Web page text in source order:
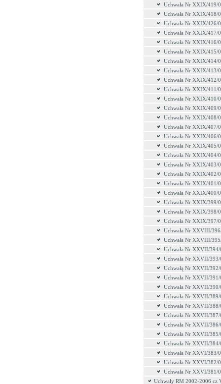
Uchwała Nr XXIX/419/
Uchwała Nr XXIX/418/
Uchwała Nr XXIX/426/
Uchwała Nr XXIX/417/
Uchwała Nr XXIX/416/
Uchwała Nr XXIX/415/
Uchwała Nr XXIX/414/
Uchwała Nr XXIX/413/
Uchwała Nr XXIX/412/
Uchwała Nr XXIX/411/
Uchwała Nr XXIX/410/
Uchwała Nr XXIX/409/
Uchwała Nr XXIX/408/
Uchwała Nr XXIX/407/
Uchwała Nr XXIX/406/
Uchwała Nr XXIX/405/
Uchwała Nr XXIX/404/
Uchwała Nr XXIX/403/
Uchwała Nr XXIX/402/
Uchwała Nr XXIX/401/
Uchwała Nr XXIX/400/
Uchwała Nr XXIX/399/
Uchwała Nr XXIX/398/
Uchwała Nr XXIX/397/
Uchwała Nr XXVIII/
Uchwała Nr XXVIII/
Uchwała Nr XXVII/394/
Uchwała Nr XXVII/393/
Uchwałą Nr XXVII/392/
Uchwała Nr XXVII/391/
Uchwała Nr XXVII/390/
Uchwała Nr XXVII/389/
Uchwała Nr XXVII/388/
Uchwała Nr XXVII/387/
Uchwała Nr XXVII/386/
Uchwała Nr XXVII/385/
Uchwała Nr XXVII/384/
Uchwała Nr XXVI/383/
Uchwała Nr XXVI/382/
Uchwała Nr XXVI/381/
Uchwały RM 2002-2006 cz